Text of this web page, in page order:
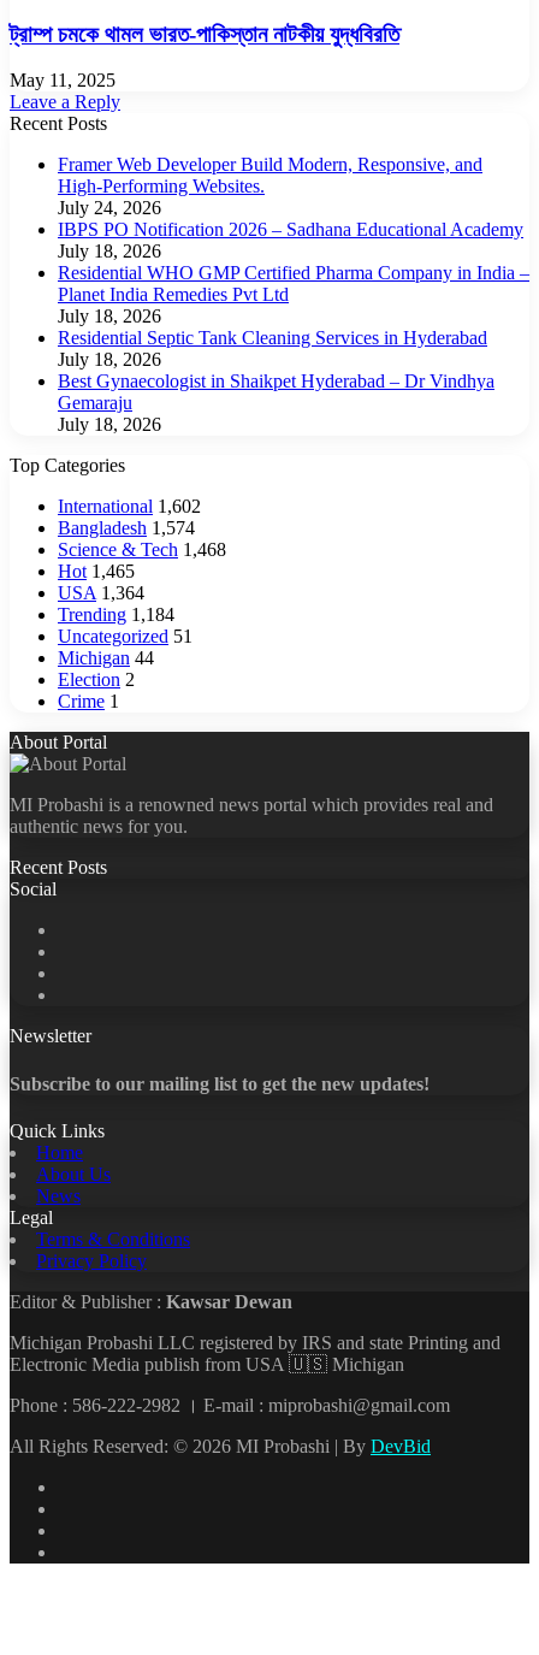
ট্রাম্প চমকে থামল ভারত-পাকিস্তান নাটকীয় যুদ্ধবিরতি
May 11, 2025
Leave a Reply
Recent Posts
Framer Web Developer Build Modern, Responsive, and
High-Performing Websites.
July 24, 2026
IBPS PO Notification 2026 – Sadhana Educational Academy
July 18, 2026
Residential WHO GMP Certified Pharma Company in India –
Planet India Remedies Pvt Ltd
July 18, 2026
Residential Septic Tank Cleaning Services in Hyderabad
July 18, 2026
Best Gynaecologist in Shaikpet Hyderabad – Dr Vindhya
Gemaraju
July 18, 2026
Top Categories
International 1,602
Bangladesh 1,574
Science & Tech 1,468
Hot 1,465
USA 1,364
Trending 1,184
Uncategorized 51
Michigan 44
Election 2
Crime 1
About Portal
MI Probashi is a renowned news portal which provides real and
authentic news for you.
Recent Posts
Social
Newsletter
Subscribe to our mailing list to get the new updates!
Quick Links
Home
About Us
News
Legal
Terms & Conditions
Privacy Policy
Editor & Publisher : Kawsar Dewan
Michigan Probashi LLC registered by IRS and state Printing and
Electronic Media publish from USA 🇺🇸 Michigan
Phone : 586-222-2982 । E-mail : miprobashi@gmail.com
All Rights Reserved: © 2026 MI Probashi | By DevBid